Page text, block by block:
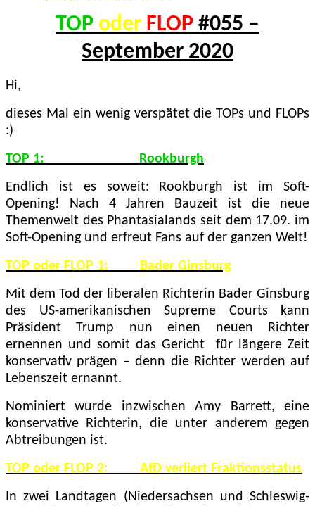
TOP oder FLOP #055 –
September 2020
Hi,
dieses Mal ein wenig verspätet die TOPs und FLOPs
:)
TOP 1: Rookburgh
Endlich ist es soweit: Rookburgh ist im Soft-
Opening! Nach 4 Jahren Bauzeit ist die neue
Themenwelt des Phantasialands seit dem 17.09. im
Soft-Opening und erfreut Fans auf der ganzen Welt!
TOP oder FLOP 1: Bader Ginsburg
Mit dem Tod der liberalen Richterin Bader Ginsburg
des US-amerikanischen Supreme Courts kann
Präsident Trump nun einen neuen Richter
ernennen und somit das Gericht für längere Zeit
konservativ prägen – denn die Richter werden auf
Lebenszeit ernannt.
Nominiert wurde inzwischen Amy Barrett, eine
konservative Richterin, die unter anderem gegen
Abtreibungen ist.
TOP oder FLOP 2: AfD verliert Fraktionsstatus
In zwei Landtagen (Niedersachsen und Schleswig-